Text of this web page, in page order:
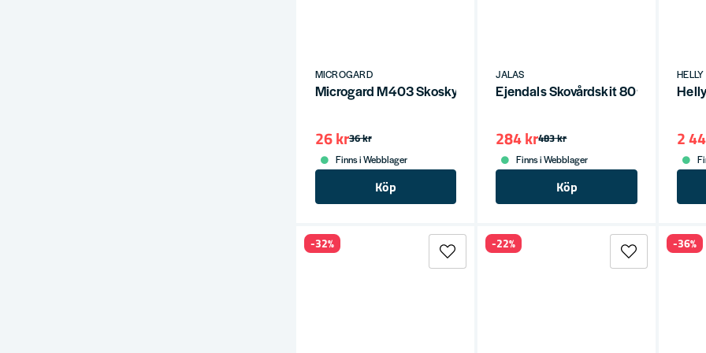
MICROGARD
Microgard M403 Skoskydd Vit 2st
36 kr
26 kr
Finns i Webblager
Köp
JALAS
Ejendals Skovårdskit 8019-1
483 kr
284 kr
Finns i Webblager
Köp
2
-32% -22% -36%